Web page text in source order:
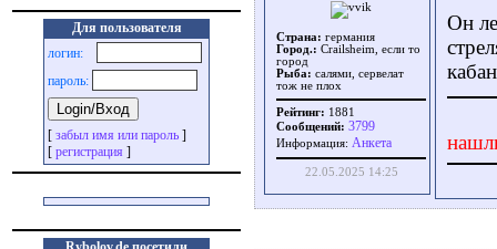
Для пользователя
логин:
пароль:
[ забыл имя или пароль ]
[ регистрация ]
Страна: германия
Город.: Crailsheim, если то
город
Рыба: салями, сервелат
тож не плох
Рейтинг: 1881
Сообщений: 3799
Информация: Aнкета
22.05.2025 14:25
Он